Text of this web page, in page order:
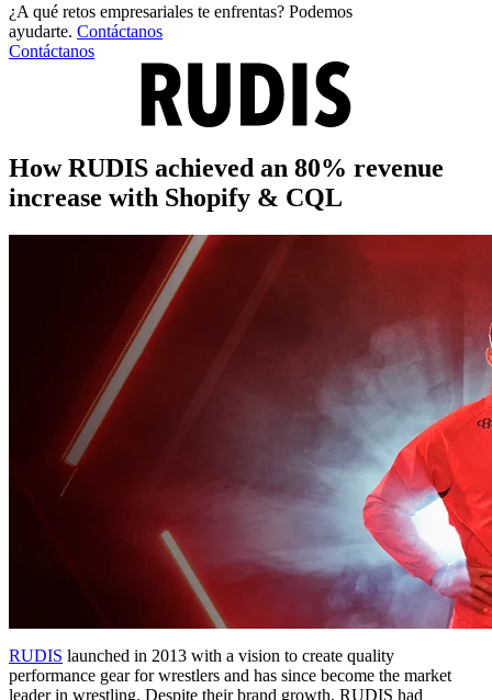
¿A qué retos empresariales te enfrentas? Podemos
ayudarte. Contáctanos
Contáctanos
How RUDIS achieved an 80% revenue
increase with Shopify & CQL
RUDIS launched in 2013 with a vision to create quality
performance gear for wrestlers and has since become the market
leader in wrestling. Despite their brand growth, RUDIS had